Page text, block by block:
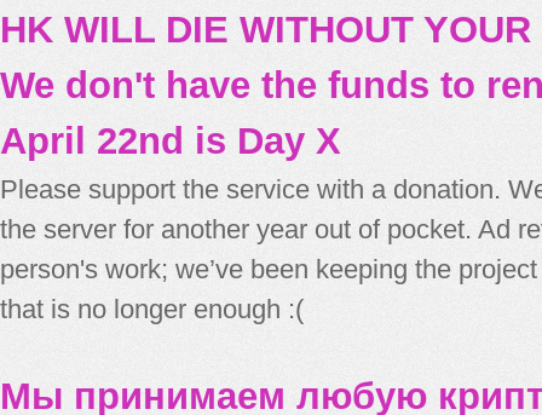
HK WILL DIE WITHOUT
We don't have the funds to
April 22nd is Day X
Please support the service with a donation.
the server for another year out of pocket. Ad
person's work; we’ve been keeping the
that is no longer enough :(
Мы принимаем любую